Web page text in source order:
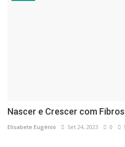
Nascer e Crescer com
Elisabete Eugénio Set 24, 2023 0